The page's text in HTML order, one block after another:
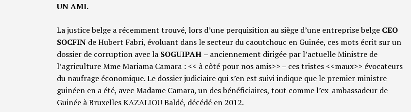
UN AMI.
La justice belge a récemment trouvé, lors d’une perquisition au siège d’une entreprise belge CEO
SOCFIN de Hubert Fabri, évoluant dans le secteur du caoutchouc en Guinée, ces mots écrit sur un
dossier de corruption avec la SOGUIPAH – anciennement dirigée par l’actuelle Ministre de
l’agriculture Mme Mariama Camara : << à côté pour nos amis>> – ces tristes <<maux>> évocateurs
du naufrage économique. Le dossier judiciaire qui s’en est suivi indique que le premier ministre
guinéen en a été, avec Madame Camara, un des bénéficiaires, tout comme l’ex-ambassadeur de
Guinée à Bruxelles KAZALIOU Baldé, décédé en 2012.